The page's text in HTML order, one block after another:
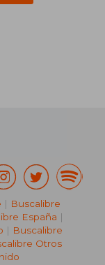
| Buscalibre
España |
| Buscalibre
Otros